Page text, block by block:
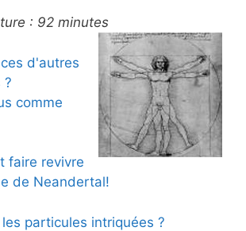
: 92 minutes
d'autres
?
comme
faire revivre
de Neandertal!
particules intriquées ?